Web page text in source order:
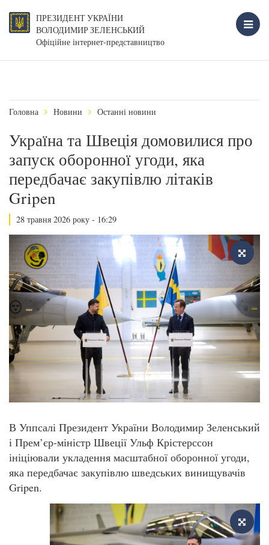
ПРЕЗИДЕНТ УКРАЇНИ
ВОЛОДИМИР ЗЕЛЕНСЬКИЙ
Офіційне інтернет-представництво
Головна Новини Останні новини
Україна та Швеція домовилися про
запуск оборонної угоди, яка
передбачає закупівлю літаків
Gripen
28 травня 2026 року - 16:29
В Уппсалі Президент України Володимир Зеленський
і Прем’єр-міністр Швеції Ульф Крістерссон
ініціювали укладення масштабної оборонної угоди,
яка передбачає закупівлю шведських винищувачів
Gripen.